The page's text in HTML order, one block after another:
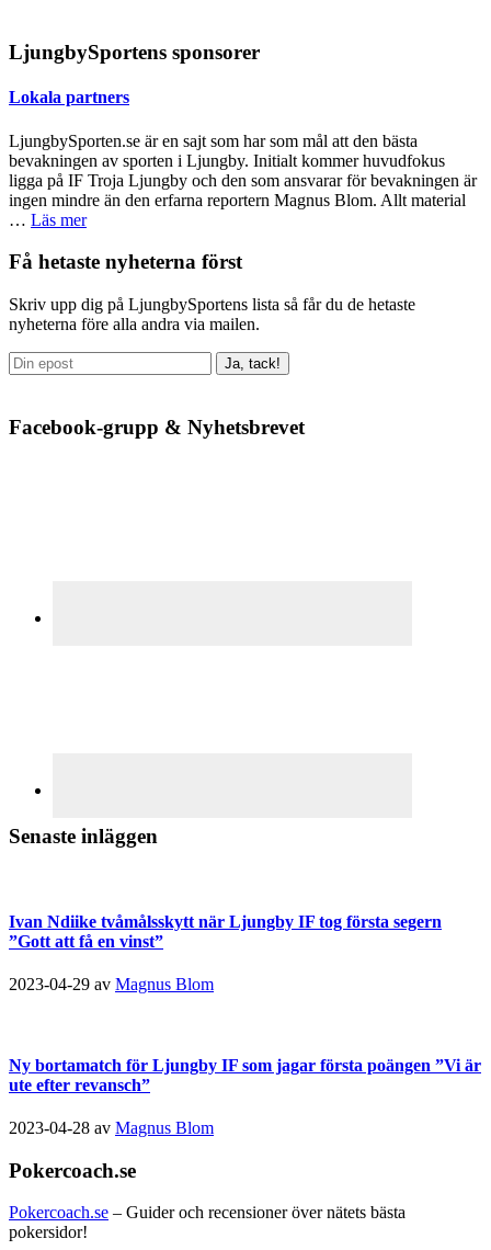
LjungbySportens sponsorer
Lokala partners
LjungbySporten.se är en sajt som har som mål att den bästa
bevakningen av sporten i Ljungby. Initialt kommer huvudfokus
ligga på IF Troja Ljungby och den som ansvarar för bevakningen är
ingen mindre än den erfarna reportern Magnus Blom. Allt material
… Läs merom
partners
Primärt
sidofält
Få hetaste nyheterna först
Skriv upp dig på LjungbySportens lista så får du de hetaste
nyheterna före alla andra via mailen.
Facebook-grupp & Nyhetsbrevet
Senaste inläggen
Ivan Ndiike tvåmålsskytt när Ljungby IF tog första segern
”Gott att få en vinst”
2023-04-29 av Magnus Blom
Ny bortamatch för Ljungby IF som jagar första poängen ”Vi är
ute efter revansch”
2023-04-28 av Magnus Blom
Pokercoach.se
Pokercoach.se – Guider och recensioner över nätets bästa
pokersidor!